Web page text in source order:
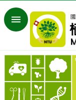
跳到主要內容區塊
進
尋
回
首
頁